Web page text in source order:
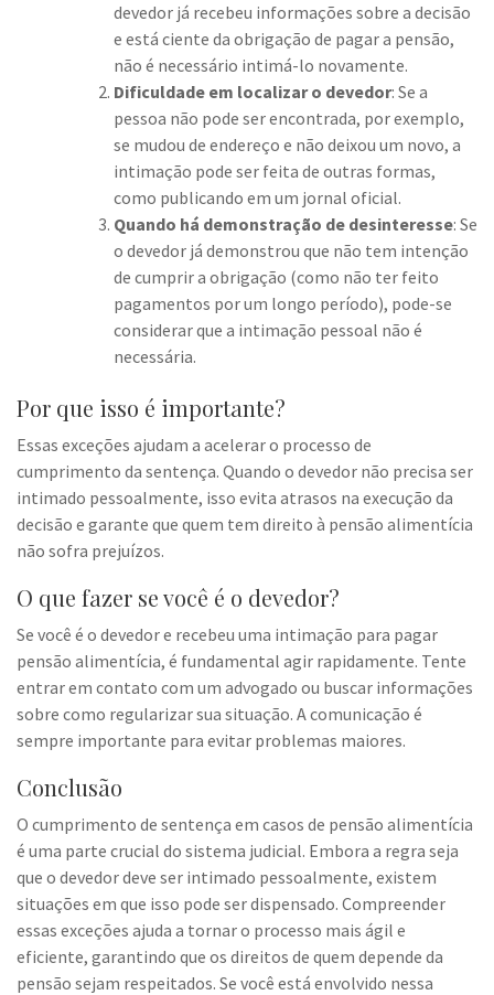
devedor já recebeu informações sobre a decisão
e está ciente da obrigação de pagar a pensão,
não é necessário intimá-lo novamente.
Dificuldade em localizar o devedor: Se a
pessoa não pode ser encontrada, por exemplo,
se mudou de endereço e não deixou um novo, a
intimação pode ser feita de outras formas,
como publicando em um jornal oficial.
Quando há demonstração de desinteresse: Se
o devedor já demonstrou que não tem intenção
de cumprir a obrigação (como não ter feito
pagamentos por um longo período), pode-se
considerar que a intimação pessoal não é
necessária.
Por que isso é importante?
Essas exceções ajudam a acelerar o processo de
cumprimento da sentença. Quando o devedor não precisa ser
intimado pessoalmente, isso evita atrasos na execução da
decisão e garante que quem tem direito à pensão alimentícia
não sofra prejuízos.
O que fazer se você é o devedor?
Se você é o devedor e recebeu uma intimação para pagar
pensão alimentícia, é fundamental agir rapidamente. Tente
entrar em contato com um advogado ou buscar informações
sobre como regularizar sua situação. A comunicação é
sempre importante para evitar problemas maiores.
Conclusão
O cumprimento de sentença em casos de pensão alimentícia
é uma parte crucial do sistema judicial. Embora a regra seja
que o devedor deve ser intimado pessoalmente, existem
situações em que isso pode ser dispensado. Compreender
essas exceções ajuda a tornar o processo mais ágil e
eficiente, garantindo que os direitos de quem depende da
pensão sejam respeitados. Se você está envolvido nessa